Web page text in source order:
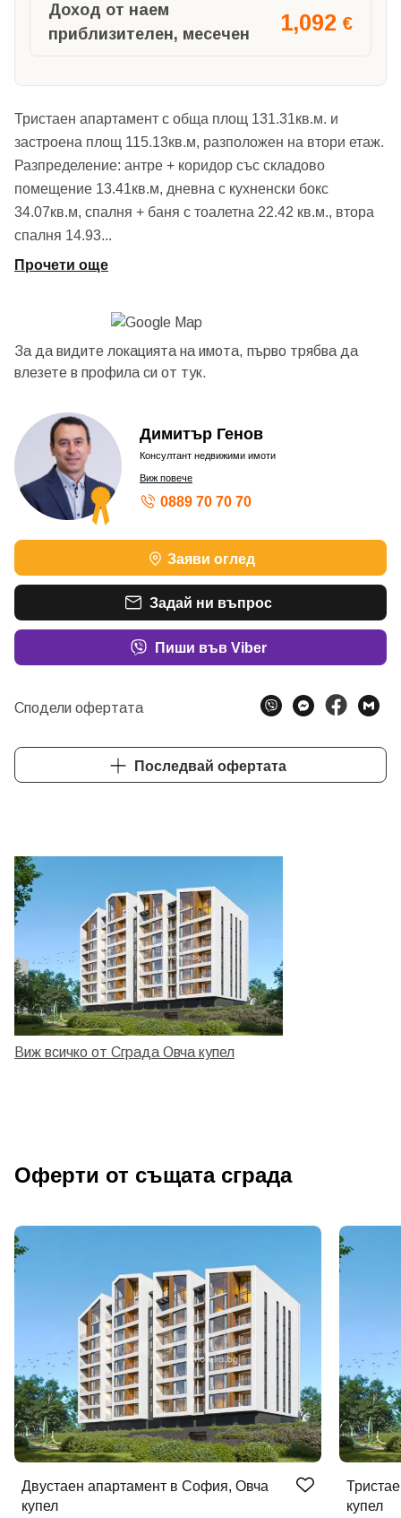
Доход от наем
приблизителен, месечен
1,092 €
Тристаен апартамент с обща площ 131.31кв.м. и
застроена площ 115.13кв.м, разположен на втори етаж.
Разпределение: антре + коридор със складово
помещение 13.41кв.м, дневна с кухненски бокс
34.07кв.м, спалня + баня с тоалетна 22.42 кв.м., втора
спалня 14.93...
Прочети още
За да видите локацията на имота, първо трябва да
влезете в профила си от тук.
ШАМПИОН ПО ОБОРОТ – СРЕБЪРЕН
ШАМПИОН ПО ОБОРОТ – БРОНЗОВ
ШАМПИОН ПО ОБОРОТ – СРЕБЪРЕН
ШАМПИОН ПО ОБОРОТ – БРОНЗОВ
ШАМПИОН ПО ОБОРОТ – БРОНЗОВ
ШАМПИОН ПО ОБОРОТ - ПЛАТИНЕН
ШАМПИОН ПО ОБОРОТ – ПЛАТИНЕН
ШАМПИОН ПО ОБОРОТ - ПЛАТИНЕН
ШАМПИОН ПО ОБОРОТ – СРЕБЪРЕН
ШАМПИОН ПО ОБОРОТ – БРОНЗОВ
Димитър Генов
Консултант недвижими имоти
Виж повече
0889 70 70 70
Заяви оглед
Задай ни въпрос
Пиши във Viber
Сподели офертата
Последвай офертата
Виж всичко от Сграда Овча купел
Оферти от същата сграда
Двустаен апартамент в София, Овча
купел
купел